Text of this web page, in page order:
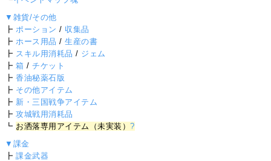
▼雑貨/その他
┣ ポーション / 収集品
┣ ホース用品 /生産の書
┣ スキル用消耗品 / ジェム
┣箱 /チケット
┣香油秘薬石版
┣ その他アイテム
┣ 新・三国戦争アイテム
┣攻城戦用消耗品
┗ お洒落専用アイテム（未実装）?
▼課金
┣課金武器